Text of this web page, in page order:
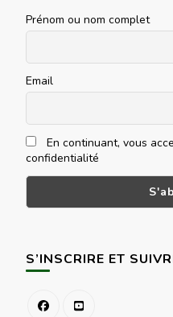
Prénom ou nom complet
Email
En continuant, vous
confidentialité
S’INSCRIRE ET